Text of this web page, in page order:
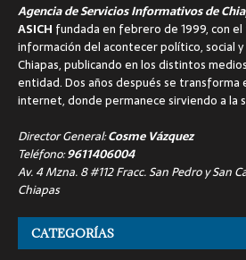
Agencia de Servicios Informativos de
ASICH fundada en febrero de 1999, con
información del acontecer político, social
Chiapas, publicando en los distintos
entidad. Dos años después se transforma
internet, donde permanece sirviendo a la
Director General:Cosme Vázquez
Teléfono:9611406004
Av. 4 Mzna. 8 #112 Fracc. San Pedro y San
Chiapas
CATEGORÍAS